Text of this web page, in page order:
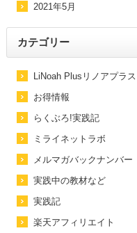
2021年5月
カテゴリー
LiNoah Plusリノアプラス
お得情報
らくぶろ!実践記
ミライネットラボ
メルマガバックナンバー
実践中の教材など
実践記
楽天アフィリエイト